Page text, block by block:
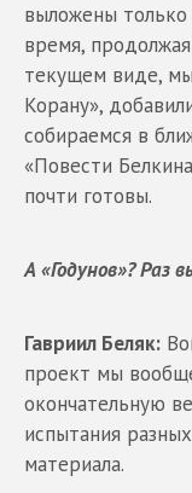
выложены только
время,
текущем виде,
Корану»,
собираемся в
«Повести
почти готовы.
А «Годунов»? Раз
Гавриил Беляк:
проект мы
окончательную
испытания
материала.